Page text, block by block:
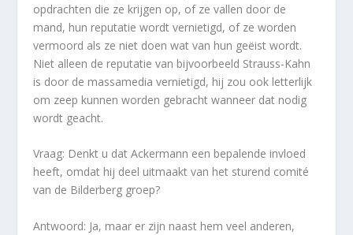
opdrachten die ze krijgen op, of ze vallen door de
mand, hun reputatie wordt vernietigd, of ze worden
vermoord als ze niet doen wat van hun geëist wordt.
Niet alleen de reputatie van bijvoorbeeld Strauss-Kahn
is door de massamedia vernietigd, hij zou ook letterlijk
om zeep kunnen worden gebracht wanneer dat nodig
wordt geacht.
Vraag: Denkt u dat Ackermann een bepalende invloed
heeft, omdat hij deel uitmaakt van het sturend comité
van de Bilderberg groep?
Antwoord: Ja, maar er zijn naast hem veel anderen,